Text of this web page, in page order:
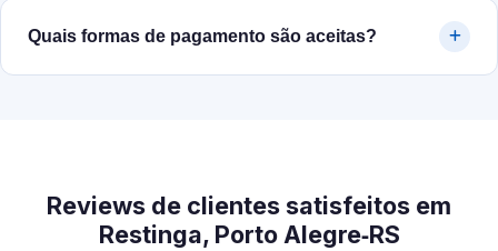
Quais formas de pagamento são aceitas?
Reviews de clientes satisfeitos em
Restinga, Porto Alegre‑RS